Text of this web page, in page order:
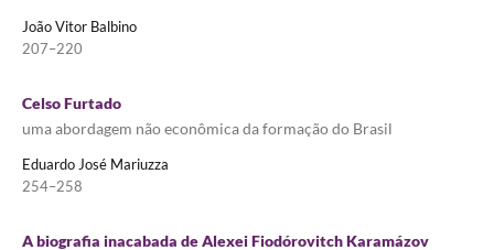
João Vitor Balbino
207–220
Celso Furtado
uma abordagem não econômica da formação do Brasil
Eduardo José Mariuzza
254–258
A biografia inacabada de Alexei Fiodórovitch Karamázov